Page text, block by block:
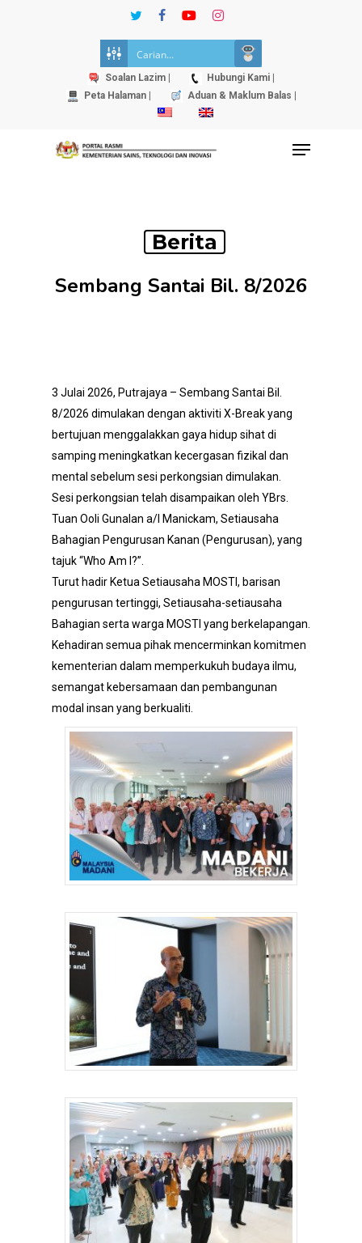
twitterfacebookyoutubeinstagram
Soalan Lazim |
Hubungi Kami |
Peta Halaman |
Aduan & Maklum Balas |
Menu
Berita
Sembang Santai Bil. 8/2026
3 Julai 2026, Putrajaya – Sembang Santai Bil.
8/2026 dimulakan dengan aktiviti X-Break yang
bertujuan menggalakkan gaya hidup sihat di
samping meningkatkan kecergasan fizikal dan
mental sebelum sesi perkongsian dimulakan.
Sesi perkongsian telah disampaikan oleh YBrs.
Tuan Ooli Gunalan a/l Manickam, Setiausaha
Bahagian Pengurusan Kanan (Pengurusan), yang
tajuk “Who Am I?”.
Turut hadir Ketua Setiausaha MOSTI, barisan
pengurusan tertinggi, Setiausaha-setiausaha
Bahagian serta warga MOSTI yang berkelapangan.
Kehadiran semua pihak mencerminkan komitmen
kementerian dalam memperkukuh budaya ilmu,
semangat kebersamaan dan pembangunan
modal insan yang berkualiti.